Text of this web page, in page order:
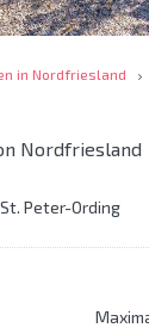
in Nordfriesland
Nordfriesland
Peter-Ording